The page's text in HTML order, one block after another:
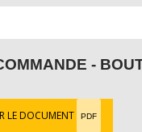
-
LE DOCUMENT PDF